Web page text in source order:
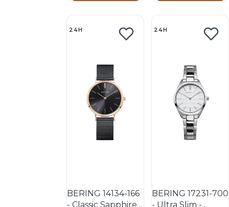
24H
BERING 14134-166
- Classic Sapphire -
24H
BERING 17231-700
- Ultra Slim -